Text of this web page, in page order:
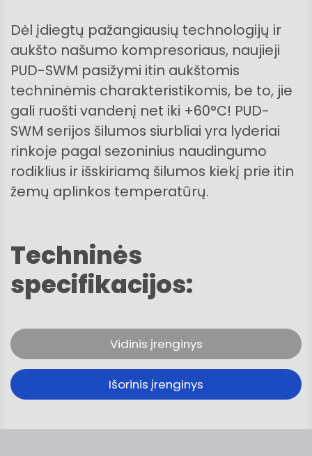
Dėl įdiegtų pažangiausių technologijų ir
aukšto našumo kompresoriaus, naujieji
PUD-SWM pasižymi itin aukštomis
techninėmis charakteristikomis, be to, jie
gali ruošti vandenį net iki +60°C! PUD-
SWM serijos šilumos siurbliai yra lyderiai
rinkoje pagal sezoninius naudingumo
rodiklius ir išskiriamą šilumos kiekį prie itin
žemų aplinkos temperatūrų.
Techninės
specifikacijos:
Vidinis įrenginys
Išorinis įrenginys